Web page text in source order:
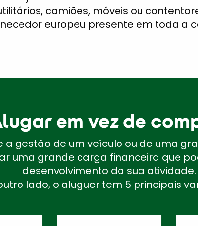
camiões, móveis ou
europeu presente em toda a
em vez de
a gestão de um veículo ou de uma
uma grande carga financeira que
desenvolvimento da sua atividade.
lado, o aluguer tem 5 principais